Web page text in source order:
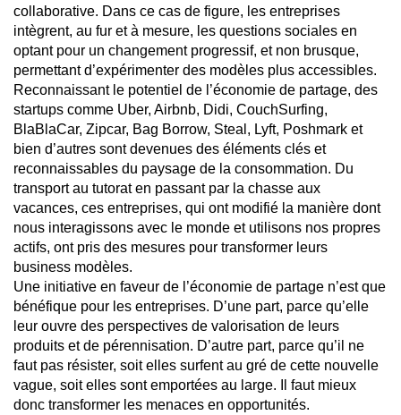
collaborative. Dans ce cas de figure, les entreprises
intègrent, au fur et à mesure, les questions sociales en
optant pour un changement progressif, et non brusque,
permettant d’expérimenter des modèles plus accessibles.
Reconnaissant le potentiel de l’économie de partage, des
startups comme Uber, Airbnb, Didi, CouchSurfing,
BlaBlaCar, Zipcar, Bag Borrow, Steal, Lyft, Poshmark et
bien d’autres sont devenues des éléments clés et
reconnaissables du paysage de la consommation. Du
transport au tutorat en passant par la chasse aux
vacances, ces entreprises, qui ont modifié la manière dont
nous interagissons avec le monde et utilisons nos propres
actifs, ont pris des mesures pour transformer leurs
business modèles.
Une initiative en faveur de l’économie de partage n’est que
bénéfique pour les entreprises. D’une part, parce qu’elle
leur ouvre des perspectives de valorisation de leurs
produits et de pérennisation. D’autre part, parce qu’il ne
faut pas résister, soit elles surfent au gré de cette nouvelle
vague, soit elles sont emportées au large. Il faut mieux
donc transformer les menaces en opportunités.